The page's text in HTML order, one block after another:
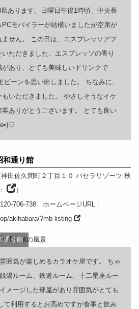
あります。日曜日午後1時頃、中央長
モバイラーが結構いましたが空席が
せん。 この日は、エスプレッソアフ
ただきました。エスプレッソの香り
あり、とても美味しいドリンクで
ーンを思い出しました。 ちなみに、
いただきました。 やさしそうなイケ
ありがとうございます。 とても良い
和通り館
田佐久間町２丁目１０ パセラリゾーツ 秋
）
706-738 ホームページURL:
akihabara/?mb-listing
通り館
囲気が楽しめるカラオケ屋です。 ちゃ
湯ルーム、鉄道ルーム、十二星座ルー
メージした部屋があり雰囲気がとても
て利用するとお高めですが食事と飲み